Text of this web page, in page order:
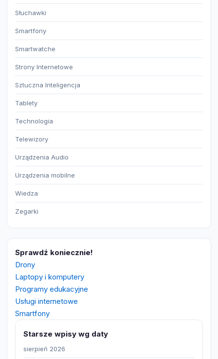
Słuchawki
Smartfony
Smartwatche
Strony Internetowe
Sztuczna Inteligencja
Tablety
Technologia
Telewizory
Urządzenia Audio
Urządzenia mobilne
Wiedza
Zegarki
Sprawdź koniecznie!
Drony
Laptopy i komputery
Programy edukacyjne
Usługi internetowe
Smartfony
Starsze wpisy wg daty
sierpień 2026